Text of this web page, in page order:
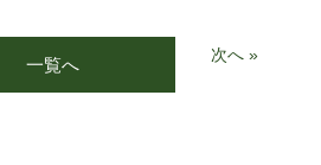
一覧へ 次へ »